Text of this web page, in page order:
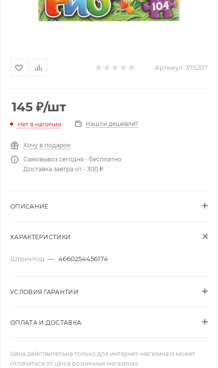
Артикул: 375207
145 ₽/шт
Нет в наличии Нашли дешевле?
Хочу в подарок
Самовывоз сегодня - бесплатно
Доставка завтра от - 300 ₽
ОПИСАНИЕ
ХАРАКТЕРИСТИКИ
ШтрихКод — 4660254456174
УСЛОВИЯ ГАРАНТИИ
ОПЛАТА И ДОСТАВКА
Цена действительна только для интернет-магазина и может
отличаться от цен в розничных магазинах